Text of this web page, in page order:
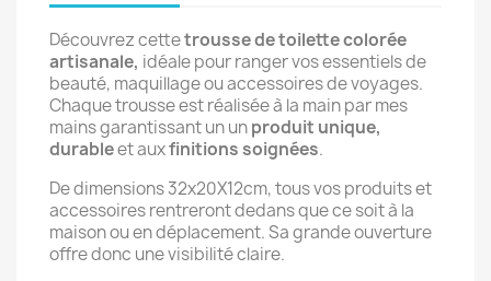
Découvrez cettetrousse de toilette colorée
artisanale, idéale pour ranger vos essentiels de
beauté, maquillage ou accessoires de voyages.
Chaque trousse est réalisée à la main par mes
mains garantissant un unproduit unique,
durableet auxfinitions soignées.
De dimensions 32x20X12cm, tous vos produits et
accessoires rentreront dedans que ce soit à la
maison ou en déplacement. Sa grande ouverture
offre donc une visibilité claire.